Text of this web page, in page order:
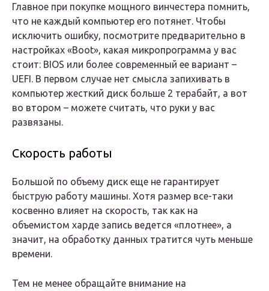
Главное при покупке мощного винчестера помнить,
что не каждый компьютер его потянет. Чтобы
исключить ошибку, посмотрите предварительно в
настройках «Boot», какая микропрограмма у вас
стоит: BIOS или более современный ее вариант –
UEFI. В первом случае нет смысла запихивать в
компьютер жесткий диск больше 2 терабайт, а вот
во втором – можете считать, что руки у вас
развязаны.
Скорость работы
Большой по объему диск еще не гарантирует
быструю работу машины. Хотя размер все-таки
косвенно влияет на скорость, так как на
объемистом харде запись ведется «плотнее», а
значит, на обработку данных тратится чуть меньше
времени.
Тем не менее обращайте внимание на